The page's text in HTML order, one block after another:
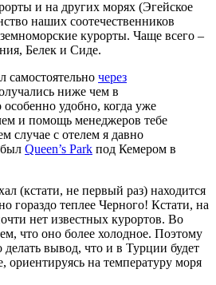
и на других морях (Эгейское
наших соотечественников
курорты. Чаще всего –
Белек и Сиде.
самостоятельно через
ниже чем в
особенно удобно, когда уже
и помощь менеджеров тебе
случае с отелем я давно
был Queen’s Park под Кемером в
(кстати, не первый раз) находится
гораздо теплее Черного! Кстати, на
нет известных курортов. Во
что оно более холодное. Поэтому
делать вывод, что и в Турции будет
ориентируясь на температуру моря